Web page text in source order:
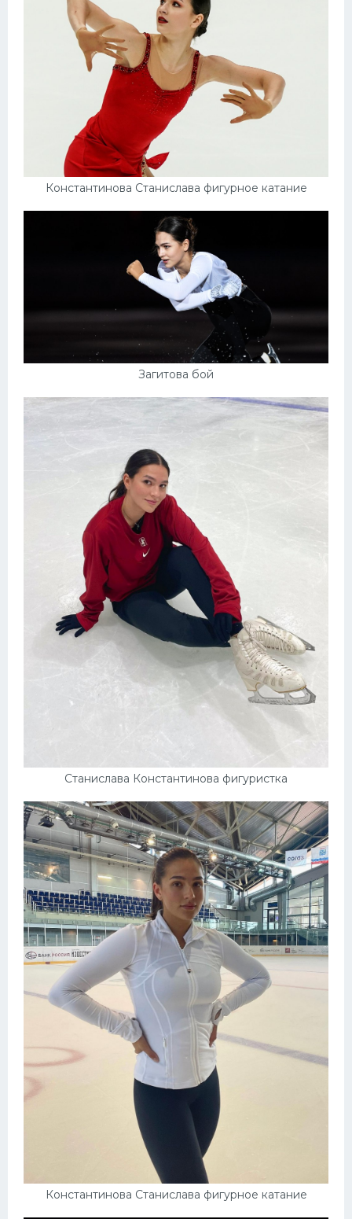
Константинова Станислава фигурное катание
Загитова бой
Станислава Константинова фигуристка
Константинова Станислава фигурное катание